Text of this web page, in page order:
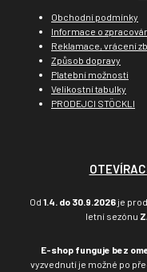
Obchodní podmínky
Informace o
Reklamace, vrácení
Způsob dopravy
Platební možnosti
Velikostní tabulky
PRODEJCI STÖCKLI
Od 1.4. do 30.9.2026je
letní sezónu
E-shop funguje bez
vyzvednutí je možné po